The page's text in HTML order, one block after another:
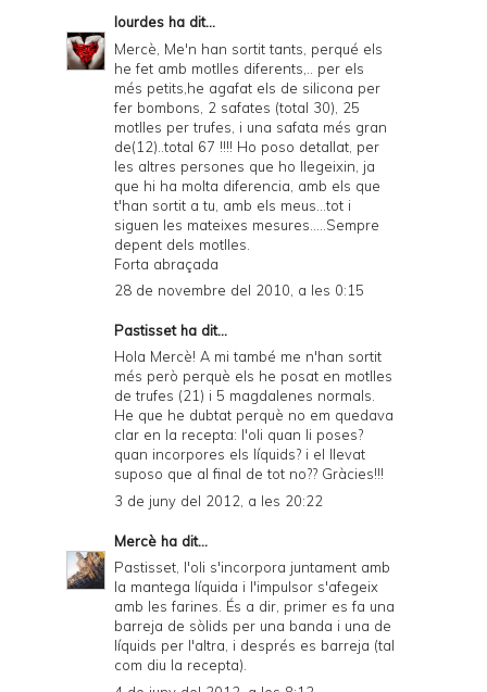
lourdes ha dit...
Mercè, Me'n han sortit tants, perqué els
he fet amb motlles diferents,.. per els
més petits,he agafat els de silicona per
fer bombons, 2 safates (total 30), 25
motlles per trufes, i una safata més gran
de(12)..total 67 !!!! Ho poso detallat, per
les altres persones que ho llegeixin, ja
que hi ha molta diferencia, amb els que
t'han sortit a tu, amb els meus...tot i
siguen les mateixes mesures.....Sempre
depent dels motlles.
Forta abraçada
28 de novembre del 2010, a les 0:15
Pastisset ha dit...
Hola Mercè! A mi també me n'han sortit
més però perquè els he posat en motlles
de trufes (21) i 5 magdalenes normals.
He que he dubtat perquè no em quedava
clar en la recepta: l'oli quan li poses?
quan incorpores els líquids? i el llevat
suposo que al final de tot no?? Gràcies!!!
3 de juny del 2012, a les 20:22
Mercè ha dit...
Pastisset, l'oli s'incorpora juntament amb
la mantega líquida i l'impulsor s'afegeix
amb les farines. És a dir, primer es fa una
barreja de sòlids per una banda i una de
líquids per l'altra, i després es barreja (tal
com diu la recepta).